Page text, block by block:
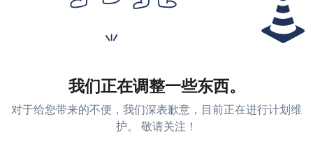
我们正在调整一些东西。
对于给您带来的不便，我们深表歉意，目前正在进行计划维
护。 敬请关注！